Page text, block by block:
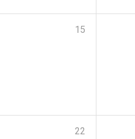
15
22